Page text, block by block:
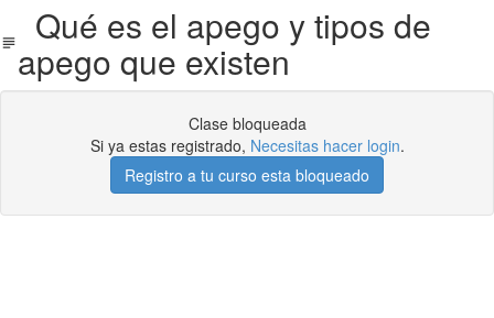
Qué es el apego y tipos de
apego que existen
Clase bloqueada
Si ya estas registrado, Necesitas hacer login.
Registro a tu curso esta bloqueado